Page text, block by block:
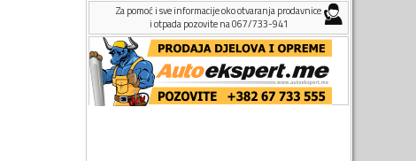
Za pomoć i sve informacije oko otvaranja prodavnice
i otpada pozovite na 067/733-941